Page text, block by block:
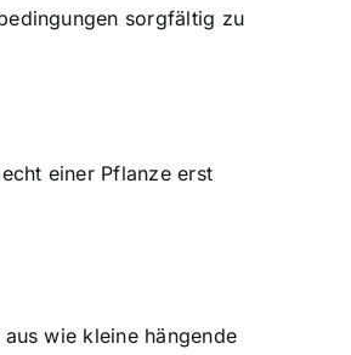
sorgfältig zu
einer Pflanze erst
wie kleine hängende